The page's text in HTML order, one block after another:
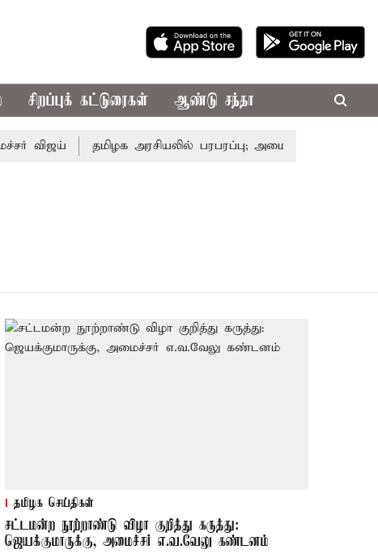
சிறப்புக் கட்டுரைகள் ஆண்டு சந்தா
தமிழக அரசியலில் பரபரப்பு; அமைச்சர் ஆனந்த் உடன்
தமிழக செய்திகள்
சட்டமன்ற நூற்றாண்டு விழா குறித்து கருத்து:
ஜெயக்குமாருக்கு, அமைச்சர் எ.வ.வேலு கண்டனம்